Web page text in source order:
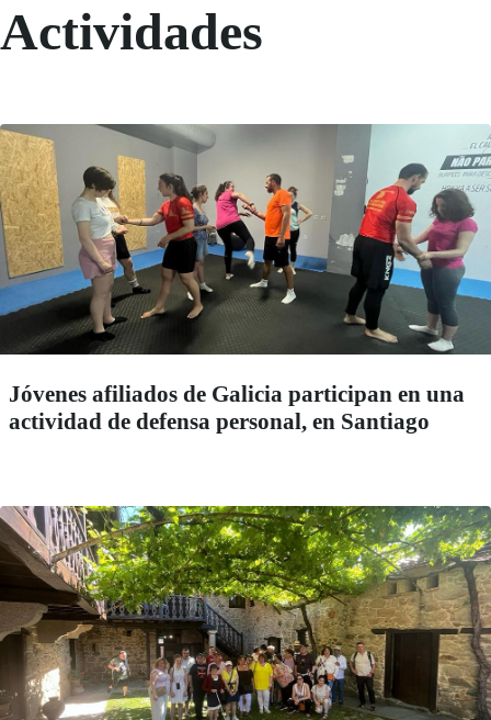
Actividades
Jóvenes afiliados de Galicia participan en una
actividad de defensa personal, en Santiago